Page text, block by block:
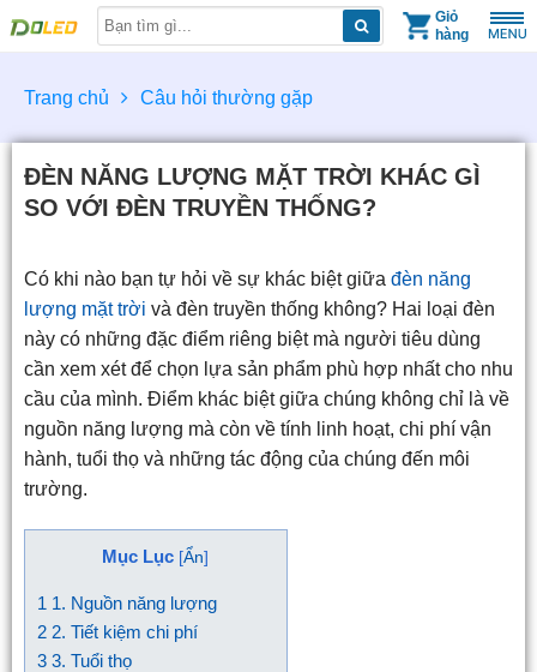
Giỏ
hàng
Trang chủ Câu hỏi thường gặp
ĐÈN NĂNG LƯỢNG MẶT TRỜI KHÁC GÌ
SO VỚI ĐÈN TRUYỀN THỐNG?
Có khi nào bạn tự hỏi về sự khác biệt giữa đèn năng
lượng mặt trời và đèn truyền thống không? Hai loại đèn
này có những đặc điểm riêng biệt mà người tiêu dùng
cần xem xét để chọn lựa sản phẩm phù hợp nhất cho nhu
cầu của mình. Điểm khác biệt giữa chúng không chỉ là về
nguồn năng lượng mà còn về tính linh hoạt, chi phí vận
hành, tuổi thọ và những tác động của chúng đến môi
trường.
Mục Lục [Ẩn]
1 1. Nguồn năng lượng
22. Tiết kiệm chi phí
33. Tuổi thọ